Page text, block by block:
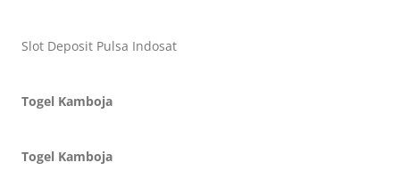
Slot Deposit Pulsa Indosat
Togel Kamboja
Togel Kamboja